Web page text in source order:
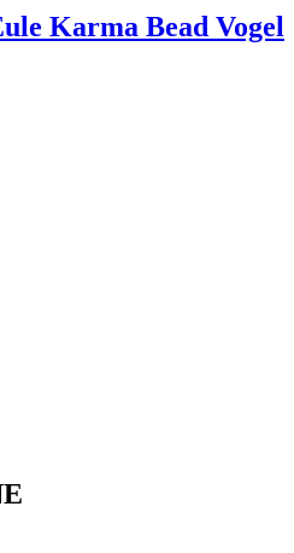
Karma Bead Vogel